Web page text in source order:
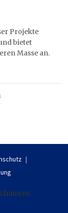
Projekte
bietet
Masse an.